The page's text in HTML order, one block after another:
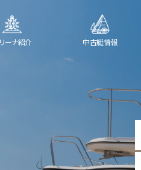
ーナ紹介 中古艇情報